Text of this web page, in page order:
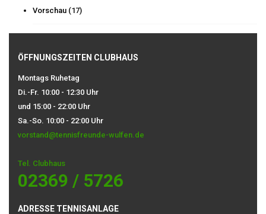
Vorschau (17)
ÖFFNUNGSZEITEN CLUBHAUS
Montags Ruhetag
Di.-Fr. 10:00 - 12:30 Uhr
und 15:00 - 22:00 Uhr
Sa.-So. 10:00 - 22:00 Uhr
vorstand@tennisfreunde-wulfen.de
Tel. Clubhaus
02369 / 5726
ADRESSE TENNISANLAGE